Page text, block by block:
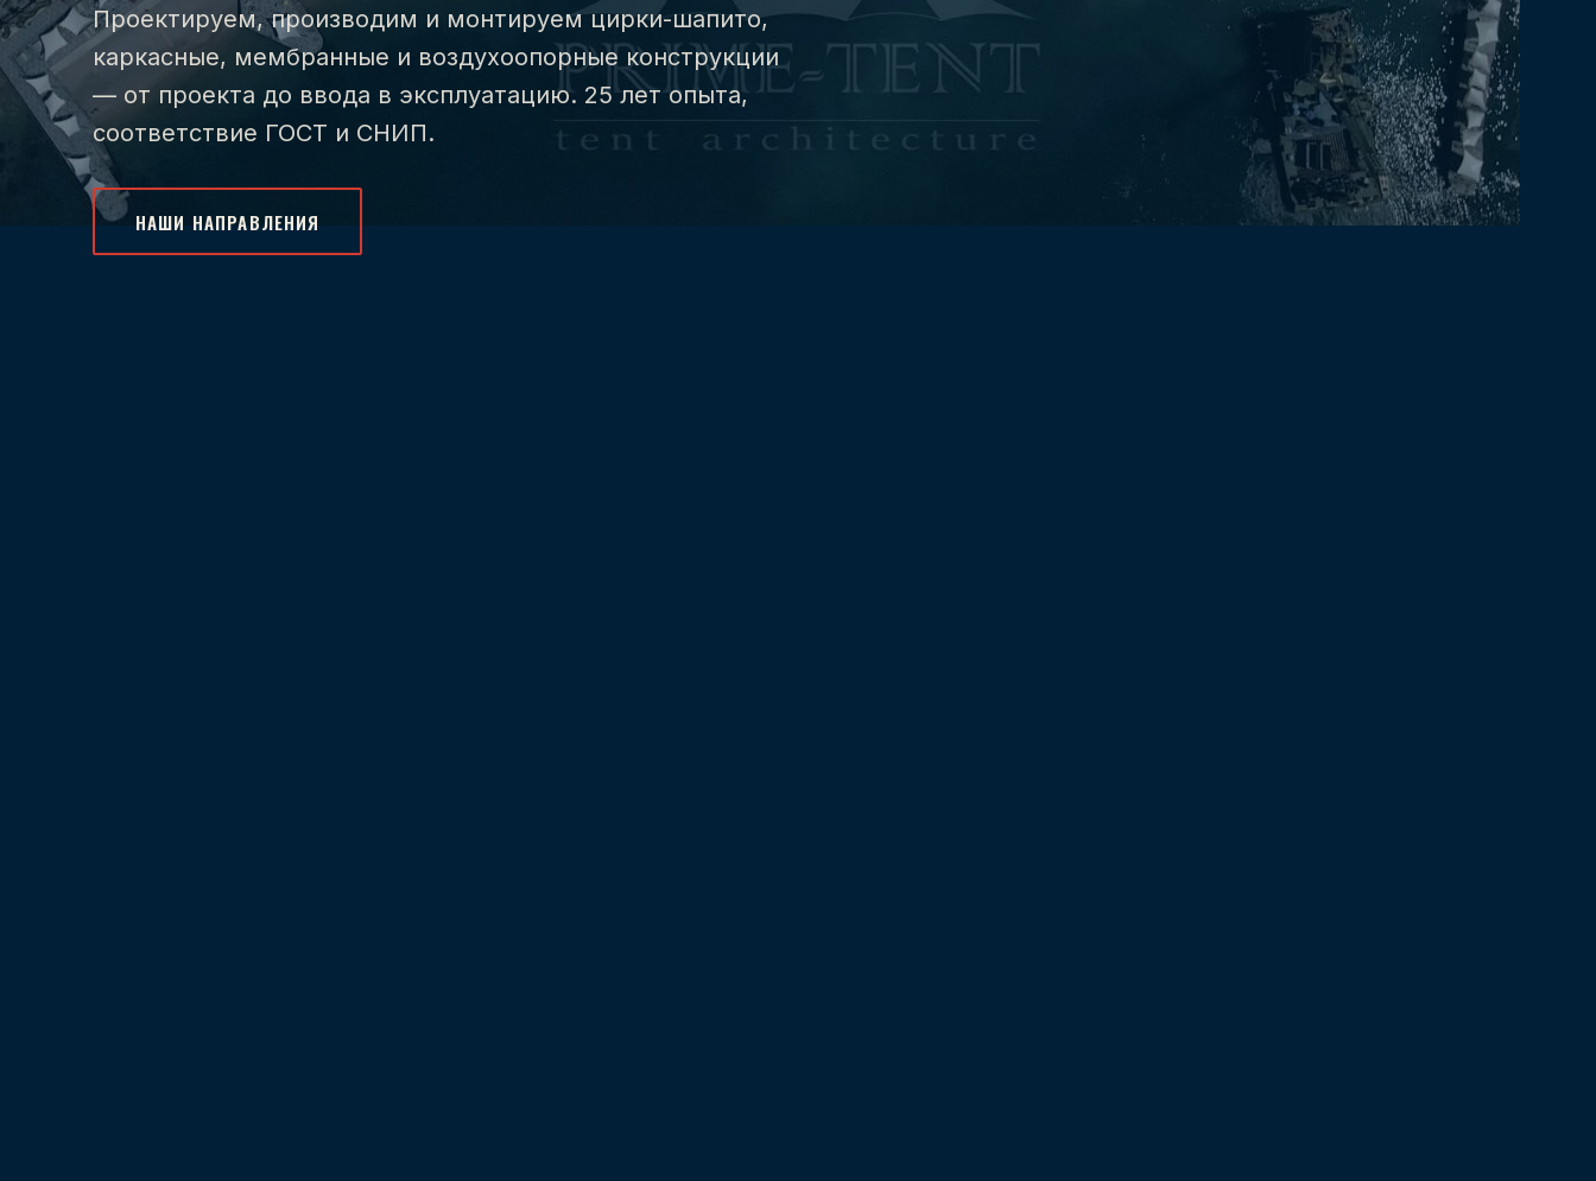
Проектируем, производим и монтируем цирки-шапито,
каркасные, мембранные и воздухоопорные конструкции
— от проекта до ввода в эксплуатацию. 25 лет опыта,
соответствие ГОСТ и СНИП.
НАШИ НАПРАВЛЕНИЯ